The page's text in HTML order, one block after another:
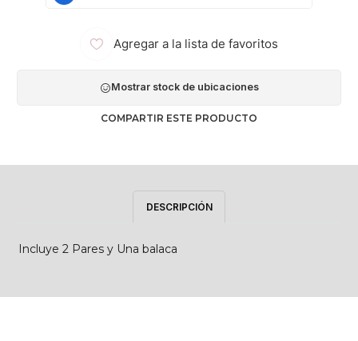
Agregar a la lista de favoritos
Mostrar stock de ubicaciones
COMPARTIR ESTE PRODUCTO
DESCRIPCIÓN
Incluye 2 Pares y Una balaca